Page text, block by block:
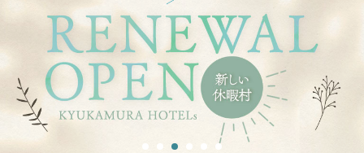
休暇村
35 resort hotels and 25 camping fields
Hotspring ～休暇村紀州加太～
Gourmet ～休暇村のビュッフェ～
Room ～休暇村越前三国～